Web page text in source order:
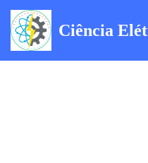
Pular
Ciência